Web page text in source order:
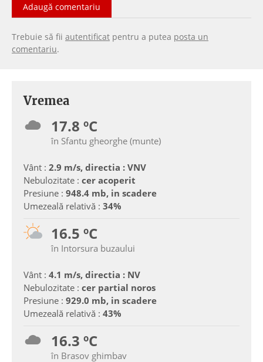
Adaugă comentariu
Trebuie să fii autentificat pentru a putea posta un
comentariu.
Vremea
17.8 ºC
în Sfantu gheorghe (munte)
Vânt : 2.9 m/s, directia : VNV
Nebulozitate : cer acoperit
Presiune : 948.4 mb, in scadere
Umezeală relativă : 34%
16.5 ºC
în Intorsura buzaului
Vânt : 4.1 m/s, directia : NV
Nebulozitate : cer partial noros
Presiune : 929.0 mb, in scadere
Umezeală relativă : 43%
16.3 ºC
în Brasov ghimbav